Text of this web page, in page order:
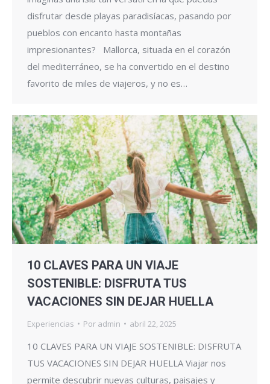
disfrutar desde playas paradisíacas, pasando por
pueblos con encanto hasta montañas
impresionantes? Mallorca, situada en el corazón
del mediterráneo, se ha convertido en el destino
favorito de miles de viajeros, y no es…
10 CLAVES PARA UN VIAJE
SOSTENIBLE: DISFRUTA TUS
VACACIONES SIN DEJAR HUELLA
Experiencias Por admin abril 22, 2025
10 CLAVES PARA UN VIAJE SOSTENIBLE: DISFRUTA
TUS VACACIONES SIN DEJAR HUELLA Viajar nos
permite descubrir nuevas culturas, paisajes y